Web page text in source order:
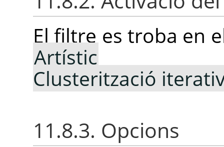
El filtre es troba en
Artístic
Clusterització
11.8.3. Opcions